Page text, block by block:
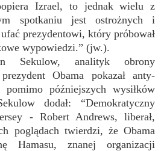
Izrael, to jednak wielu z
spotkaniu jest ostrożnych i
prezydentowi, który próbował
wypowiedzi.” (jw.).
Sekulow, analityk obrony
Obama pokazał anty-
pomimo późniejszych wysiłków
dodał: “Demokratyczny
- Robert Andrews, liberał,
poglądach twierdzi, że Obama
Hamasu, znanej organizacji